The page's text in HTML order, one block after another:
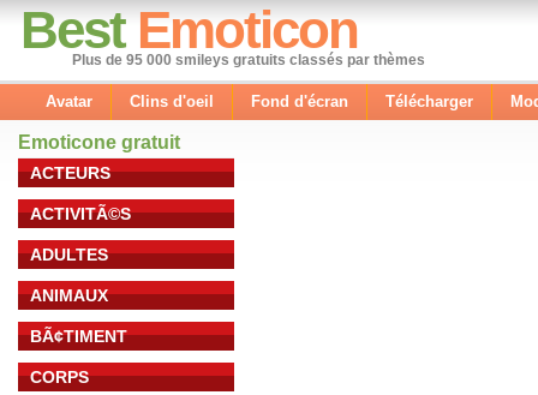
Best Emoticon
Plus de 95 000 smileys gratuits classés par thèmes
Avatar Clins d'oeil Fond d'écran Télécharger
Emoticone gratuit
ACTEURS
ACTIVITÃ©S
ADULTES
ANIMAUX
BÃ¢TIMENT
CORPS